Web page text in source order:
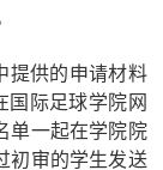
提供的申请材料
国际足球学院网
单一起在学院院
初审的学生发送